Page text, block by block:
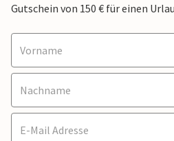
Gutschein von 150 € für einen